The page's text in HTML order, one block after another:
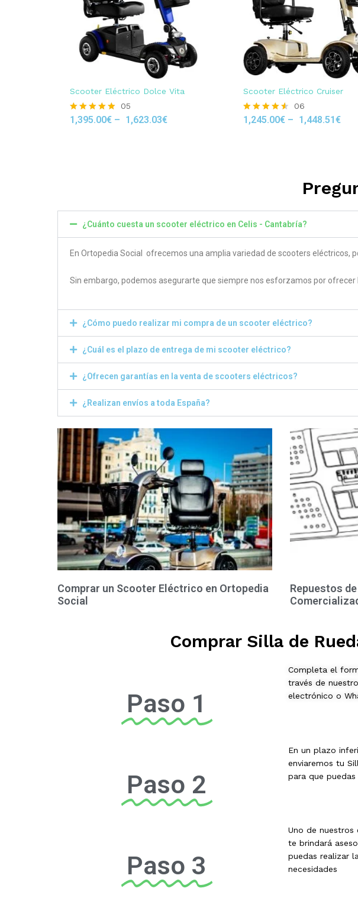
Scooter Eléctrico Dolce Vita
Rated
05
1,395.00€ – 1,623.03€
Scooter Eléctrico Cruiser
Rated
06
1,245.00€– 1,448.51€
¿Cuánto cuesta un scooter eléctrico en Celis - Cantabría?
En Ortopedia Social ofrecemos una amplia variedad de scooters eléctricos,
Sin embargo, podemos asegurarte que siempre nos esforzamos por
¿Cómo puedo realizar mi compra de un scooter eléctrico?
¿Cuál es el plazo de entrega de mi scooter eléctrico?
¿Ofrecen garantías en la venta de scooters eléctricos?
¿Realizan envíos a toda España?
Comprar un Scooter Eléctrico en Ortopedia
Social
Repuestos
Comprar Silla de
Paso 1
Paso 2
Paso 3
Completa el
través de
electrónico o
En un plazo
enviaremos tu
para que
Uno de nuestros
te brindará
puedas realizar
necesidades